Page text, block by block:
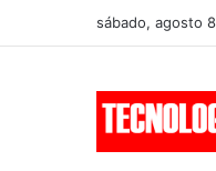
sábado, agosto